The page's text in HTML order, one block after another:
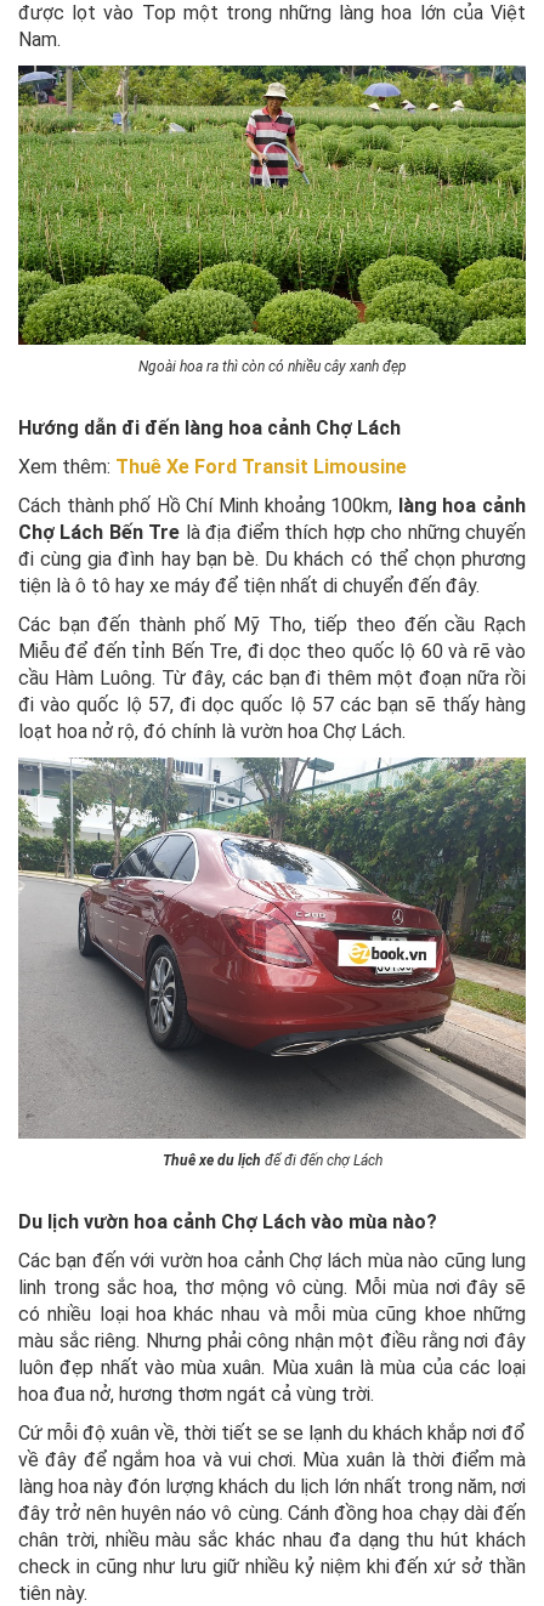
được lọt vào Top một trong những làng hoa lớn của Việt
Nam.
Ngoài hoa ra thì còn có nhiều cây xanh đẹp
Hướng dẫn đi đến làng hoa cảnh Chợ Lách
Xem thêm: Thuê Xe Ford Transit Limousine
Cách thành phố Hồ Chí Minh khoảng 100km, làng hoa cảnh
Chợ Lách Bến Tre là địa điểm thích hợp cho những chuyến
đi cùng gia đình hay bạn bè. Du khách có thể chọn phương
tiện là ô tô hay xe máy để tiện nhất di chuyển đến đây.
Các bạn đến thành phố Mỹ Tho, tiếp theo đến cầu Rạch
Miễu để đến tỉnh Bến Tre, đi dọc theo quốc lộ 60 và rẽ vào
cầu Hàm Luông. Từ đây, các bạn đi thêm một đoạn nữa rồi
đi vào quốc lộ 57, đi dọc quốc lộ 57 các bạn sẽ thấy hàng
loạt hoa nở rộ, đó chính là vườn hoa Chợ Lách.
Thuê xe du lịch để đi đến chợ Lách
Du lịch vườn hoa cảnh Chợ Lách vào mùa nào?
Các bạn đến với vườn hoa cảnh Chợ lách mùa nào cũng lung
linh trong sắc hoa, thơ mộng vô cùng. Mỗi mùa nơi đây sẽ
có nhiều loại hoa khác nhau và mỗi mùa cũng khoe những
màu sắc riêng. Nhưng phải công nhận một điều rằng nơi đây
luôn đẹp nhất vào mùa xuân. Mùa xuân là mùa của các loại
hoa đua nở, hương thơm ngát cả vùng trời.
Cứ mỗi độ xuân về, thời tiết se se lạnh du khách khắp nơi đổ
về đây để ngắm hoa và vui chơi. Mùa xuân là thời điểm mà
làng hoa này đón lượng khách du lịch lớn nhất trong năm, nơi
đây trở nên huyên náo vô cùng. Cánh đồng hoa chạy dài đến
chân trời, nhiều màu sắc khác nhau đa dạng thu hút khách
check in cũng như lưu giữ nhiều kỷ niệm khi đến xứ sở thần
tiên này.